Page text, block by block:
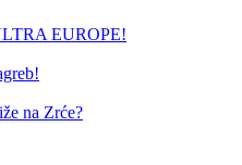
EUROPE!
na Zrće?